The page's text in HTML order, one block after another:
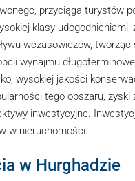
przyciąga turystów
klasy udogodnieniami,
wczasowiczów,
wynajmu
wysokiej jakości
tego obszaru, zyski
inwestycyjne.
w nieruchomości.
w Hurghadzie